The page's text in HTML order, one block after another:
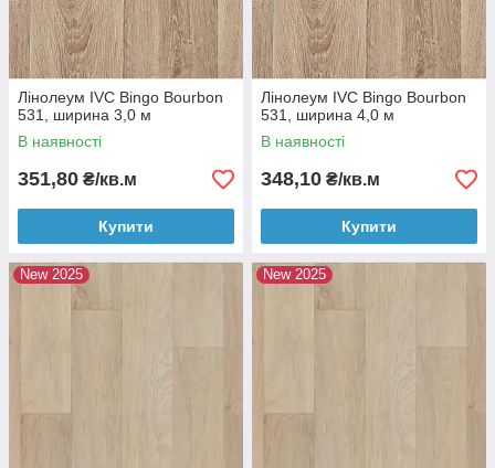
Лінолеум IVC Bingo Bourbon
531, ширина 3,0 м
В наявності
351,80 ₴/кв.м
Купити
Лінолеум IVC Bingo Bourbon
531, ширина 4,0 м
В наявності
348,10 ₴/кв.м
Купити
New 2025 New 2025